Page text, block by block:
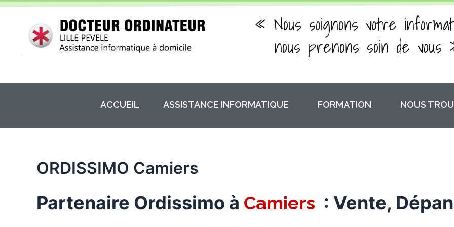
Aller
contenu
« Nous soignons votre
nous prenons soin de vous
ACCUEIL ASSISTANCE INFORMATIQUE FORMATION NOUS
ORDISSIMO Camiers
Partenaire Ordissimo à Camiers : Vente,